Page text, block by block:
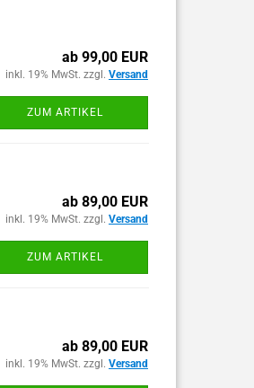
ab 99,00 EUR
inkl. 19% MwSt. zzgl. Versand
ZUM ARTIKEL
ab 89,00 EUR
inkl. 19% MwSt. zzgl. Versand
ZUM ARTIKEL
ab 89,00 EUR
inkl. 19% MwSt. zzgl. Versand